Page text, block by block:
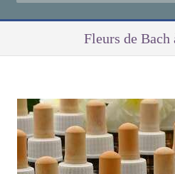
Fleurs de Bach